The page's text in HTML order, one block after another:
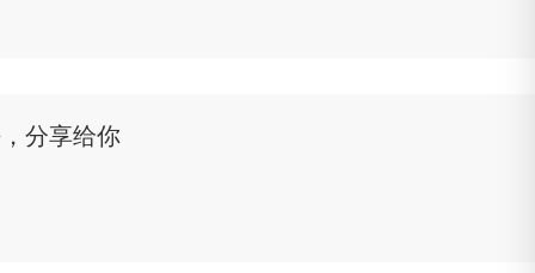
分享给你